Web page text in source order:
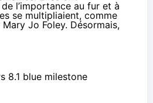
l’importance au fur et à
se multipliaient, comme
Mary Jo Foley. Désormais,